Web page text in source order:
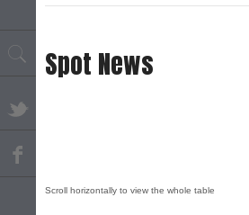
Spot News